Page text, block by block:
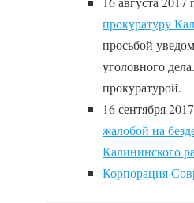
прокуратуру
просьбой
уголовного
прокуратурой.
16 сентября
жалобой на
Калининского
Корпорация